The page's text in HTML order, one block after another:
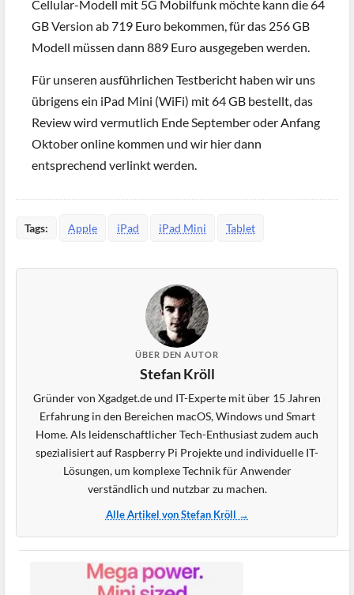
Cellular-Modell mit 5G Mobilfunk möchte kann die 64
GB Version ab 719 Euro bekommen, für das 256 GB
Modell müssen dann 889 Euro ausgegeben werden.
Für unseren ausführlichen Testbericht haben wir uns
übrigens ein iPad Mini (WiFi) mit 64 GB bestellt, das
Review wird vermutlich Ende September oder Anfang
Oktober online kommen und wir hier dann
entsprechend verlinkt werden.
Tags: Apple iPad iPad Mini Tablet
ÜBER DEN AUTOR
Stefan Kröll
Gründer von Xgadget.de und IT-Experte mit über 15 Jahren
Erfahrung in den Bereichen macOS, Windows und Smart
Home. Als leidenschaftlicher Tech-Enthusiast zudem auch
spezialisiert auf Raspberry Pi Projekte und individuelle IT-
Lösungen, um komplexe Technik für Anwender
verständlich und nutzbar zu machen.
Alle Artikel von Stefan Kröll →